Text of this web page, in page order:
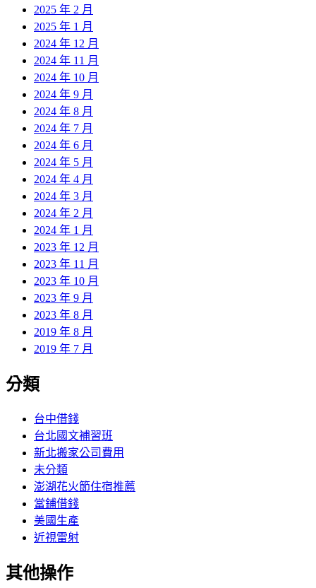
2025 年 2 月
2025 年 1 月
2024 年 12 月
2024 年 11 月
2024 年 10 月
2024 年 9 月
2024 年 8 月
2024 年 7 月
2024 年 6 月
2024 年 5 月
2024 年 4 月
2024 年 3 月
2024 年 2 月
2024 年 1 月
2023 年 12 月
2023 年 11 月
2023 年 10 月
2023 年 9 月
2023 年 8 月
2019 年 8 月
2019 年 7 月
分類
台中借錢
台北國文補習班
新北搬家公司費用
未分類
澎湖花火節住宿推薦
當鋪借錢
美國生產
近視雷射
其他操作